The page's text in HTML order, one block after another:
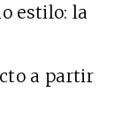
estilo: la
a partir